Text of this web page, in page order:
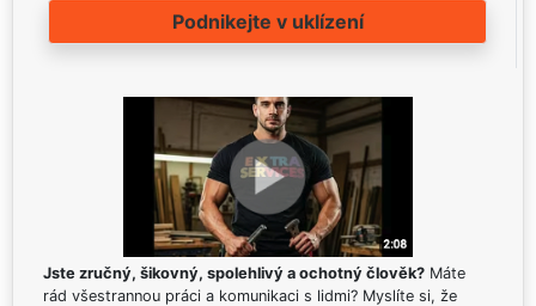
Podnikejte v uklízení
Jste zručný, šikovný, spolehlivý a ochotný člověk? Máte
rád všestrannou práci a komunikaci s lidmi? Myslíte si, že